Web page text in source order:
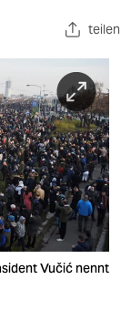
teilen
Vučić nennt